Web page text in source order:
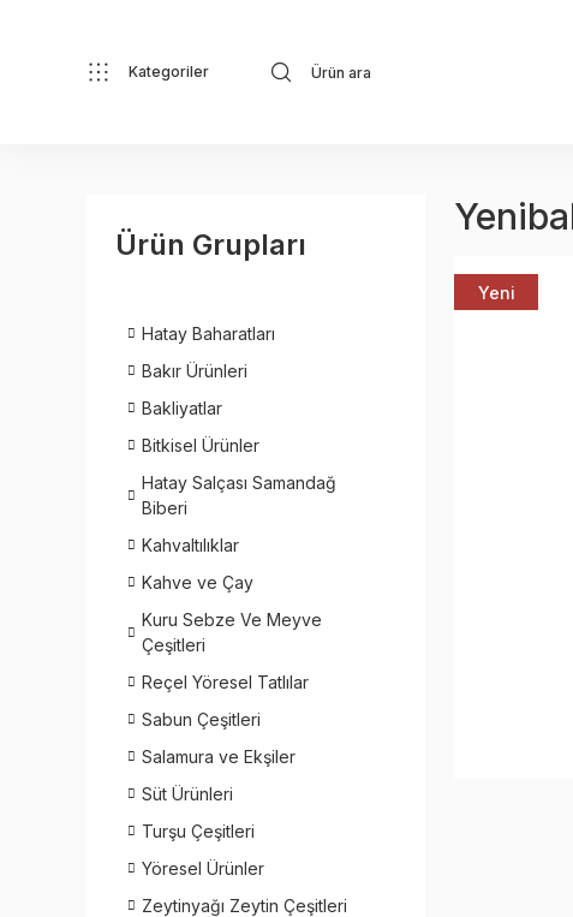
Kategoriler
Ürün Grupları
Hatay Baharatları
Bakır Ürünleri
Bakliyatlar
Bitkisel Ürünler
Hatay Salçası Samandağ
Biberi
Kahvaltılıklar
Kahve ve Çay
Kuru Sebze Ve Meyve
Çeşitleri
Reçel Yöresel Tatlılar
Sabun Çeşitleri
Salamura ve Ekşiler
Süt Ürünleri
Turşu Çeşitleri
Yöresel Ürünler
Zeytinyağı Zeytin Çeşitleri
Yeni